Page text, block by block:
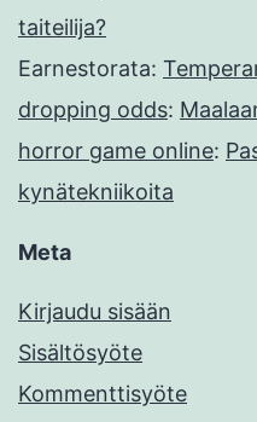
taiteilija?
Earnestorata:
dropping odds:
horror game online:
kynätekniikoita
Meta
Kirjaudu sisään
Sisältösyöte
Kommenttisyöte